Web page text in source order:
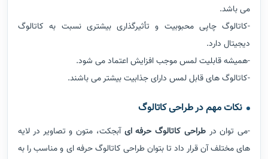
می باشد.
-کاتالوگ چاپی محبوبیت و تأثیرگذاری بیشتری نسبت به کاتالوگ
دیجیتال دارد.
-همیشه قابلیت لمس موجب افزایش اعتماد می شود.
-کاتالوگ های قابل لمس دارای جذابیت بیشتر می باشند.
نکات مهم در طراحی کاتالوگ
-می توان درطراحی کاتالوگ حرفه ای آبجکت، متون و تصاویر در لایه
های مختلف آن قرار داد تا بتوان طراحی کاتالوگ حرفه ای و مناسب را به